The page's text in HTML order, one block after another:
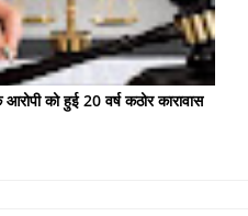
आरोपी को हुई 20 वर्ष कठोर कारावास